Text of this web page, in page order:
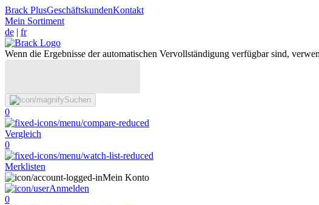
Brack PlusGeschäftskundenKontakt
Mein Sortiment
de | fr
Wenn die Ergebnisse der automatischen Vervollständigung verfügbar sind,
Suchen
0
Vergleich
0
Merklisten
Mein Konto
Anmelden
0